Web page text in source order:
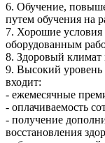
6. Обучение,
путем обучения на
7. Хорошие условия
оборудованным
8. Здоровый климат
9. Высокий
входит:
- ежемесячные
- оплачиваемость
- получение
восстановления